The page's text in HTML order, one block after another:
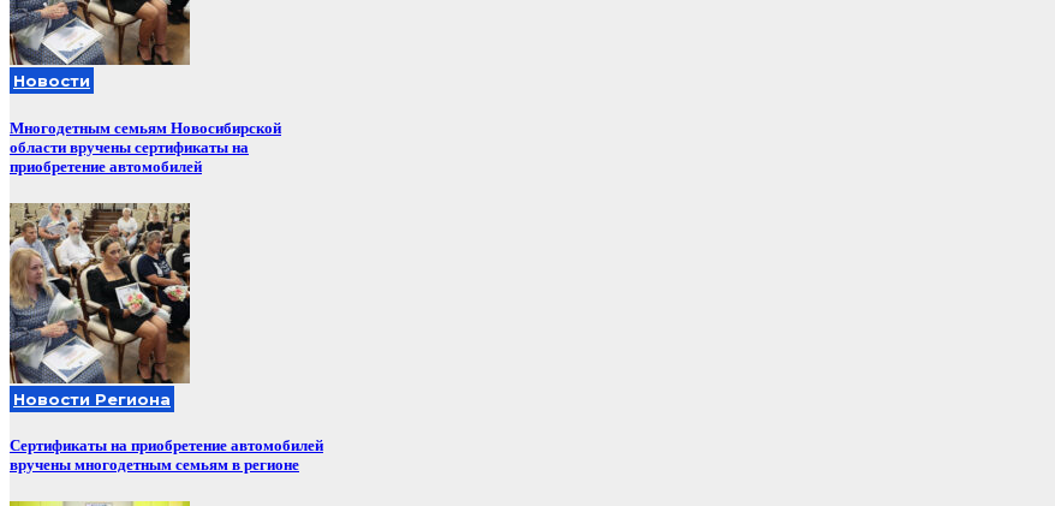
Новости
Многодетным семьям Новосибирской
области вручены сертификаты на
приобретение автомобилей
Новости Региона
Сертификаты на приобретение автомобилей
вручены многодетным семьям в регионе